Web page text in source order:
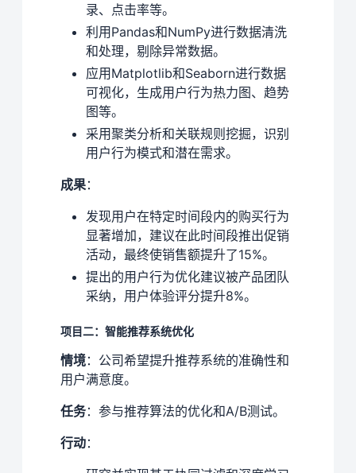
录、点击率等。
利用Pandas和NumPy进行数据清洗
和处理，剔除异常数据。
应用Matplotlib和Seaborn进行数据
可视化，生成用户行为热力图、趋势
图等。
采用聚类分析和关联规则挖掘，识别
用户行为模式和潜在需求。
成果：
发现用户在特定时间段内的购买行为
显著增加，建议在此时间段推出促销
活动，最终使销售额提升了15%。
提出的用户行为优化建议被产品团队
采纳，用户体验评分提升8%。
项目二：智能推荐系统优化
情境：公司希望提升推荐系统的准确性和
用户满意度。
任务：参与推荐算法的优化和A/B测试。
行动：